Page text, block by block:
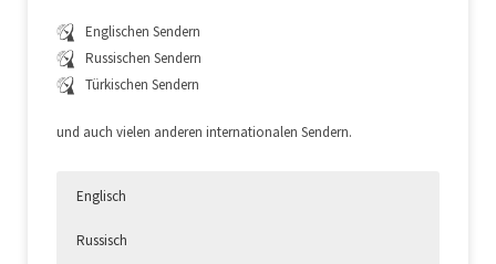
Englischen Sendern
Russischen Sendern
Türkischen Sendern
und auch vielen anderen internationalen Sendern.
Englisch
Russisch